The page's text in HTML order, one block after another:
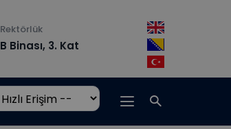
Rektörlük
B Binası, 3. Kat
Çalışma
Pzt-Cm:
17:00